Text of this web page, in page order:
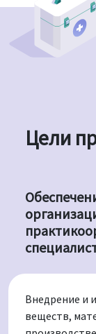
Цели
Внедрение и
веществ,